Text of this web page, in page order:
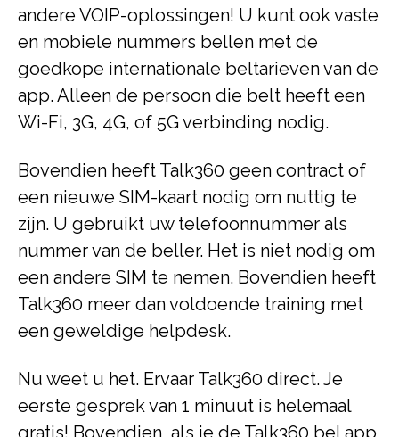
andere VOIP-oplossingen! U kunt ook vaste
en mobiele nummers bellen met de
goedkope internationale beltarieven van de
app. Alleen de persoon die belt heeft een
Wi-Fi, 3G, 4G, of 5G verbinding nodig.
Bovendien heeft Talk360 geen contract of
een nieuwe SIM-kaart nodig om nuttig te
zijn. U gebruikt uw telefoonnummer als
nummer van de beller. Het is niet nodig om
een andere SIM te nemen. Bovendien heeft
Talk360 meer dan voldoende training met
een geweldige helpdesk.
Nu weet u het. Ervaar Talk360 direct. Je
eerste gesprek van 1 minuut is helemaal
gratis! Bovendien, als je de Talk360 bel app